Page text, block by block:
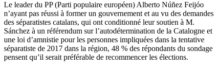
Le leader du PP (Parti populaire européen) Alberto Núñez Feijóo
n’ayant pas réussi à former un gouvernement et au vu des demandes
des séparatistes catalans, qui ont conditionné leur soutien à M.
Sánchez à un référendum sur l’autodétermination de la Catalogne et
une loi d’amnistie pour les personnes impliquées dans la tentative
séparatiste de 2017 dans la région, 48 % des répondants du sondage
pensent qu’il serait préférable de recommencer les élections.